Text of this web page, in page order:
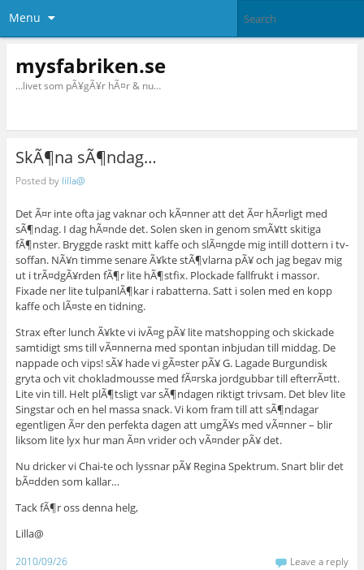
Menu
mysfabriken.se
…livet som pÃ¥gÃ¥r hÃ¤r & nu…
SkÃ¶na sÃ¶ndag…
Posted by lilla@
Det Ã¤r inte ofta jag vaknar och kÃ¤nner att det Ã¤r hÃ¤rligt med
sÃ¶ndag. I dag hÃ¤nde det. Solen sken in genom smÃ¥tt skitiga
fÃ¶nster. Bryggde raskt mitt kaffe och slÃ¤ngde mig intill dottern i tv-
soffan. NÃ¥n timme senare Ã¥kte stÃ¶vlarna pÃ¥ och jag begav mig
ut i trÃ¤dgÃ¥rden fÃ¶r lite hÃ¶stfix. Plockade fallfrukt i massor.
Fixade ner lite tulpanlÃ¶kar i rabatterna. Satt i solen med en kopp
kaffe och lÃ¤ste en tidning.
Strax efter lunch Ã¥kte vi ivÃ¤g pÃ¥ lite matshopping och skickade
samtidigt sms till vÃ¤nnerna med spontan inbjudan till middag. De
nappade och vips! sÃ¥ hade vi gÃ¤ster pÃ¥ G. Lagade Burgundisk
gryta och vit chokladmousse med fÃ¤rska jordgubbar till efterrÃ¤tt.
Lite vin till. Helt plÃ¶tsligt var sÃ¶ndagen riktigt trivsam. Det blev lite
Singstar och en hel massa snack. Vi kom fram till att sÃ¶ndagar
egentligen Ã¤r den perfekta dagen att umgÃ¥s med vÃ¤nner – blir
liksom lite lyx hur man Ã¤n vrider och vÃ¤nder pÃ¥ det.
Nu dricker vi Chai-te och lyssnar pÃ¥ Regina Spektrum. Snart blir det
bÃ¤dden som kallar…
Tack fÃ¶r oss denna helg,
Lilla@
2010/09/26 Leave a reply